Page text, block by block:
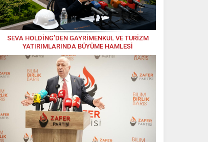
SEVA HOLDİNG’DEN GAYRİMENKUL VE TURİZM
YATIRIMLARINDA BÜYÜME HAMLESİ